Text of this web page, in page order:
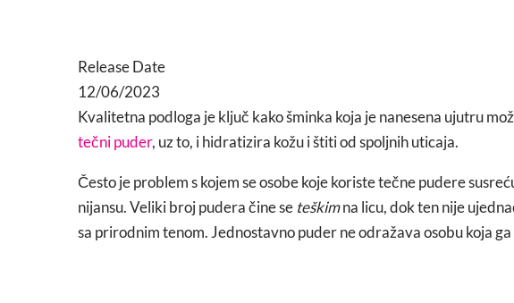
Release Date
12/06/2023
Kvalitetna podloga je ključ kako šminka koja je nanesena ujutru
tečni puder, uz to, i hidratizira kožu i štiti od spoljnih uticaja.
Često je problem s kojem se osobe koje koriste tečne pudere
nijansu. Veliki broj pudera čine se teškimna licu, dok ten nije
sa prirodnim tenom. Jednostavno puder ne odražava osobu koja ga